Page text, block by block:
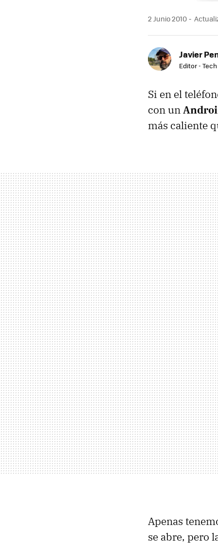
2 Junio 2010
Javier
Editor - Tech
Si en el
con un
más caliente
Apenas
se abre, pero